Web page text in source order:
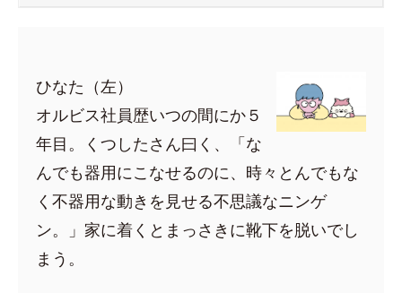
ひなた（左）
オルビス社員歴いつの間にか５
年目。くつしたさん曰く、「な
んでも器用にこなせるのに、時々とんでもな
く不器用な動きを見せる不思議なニンゲ
ン。」家に着くとまっさきに靴下を脱いでし
まう。